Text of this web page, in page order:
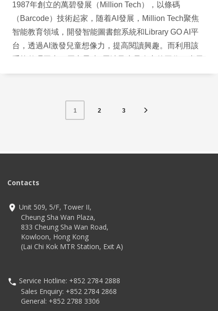
1987年創立的萬碧發展（Million Tech），以條碼
（Barcode）技術起家，随着AI發展，Million Tech聚焦
智能教育領域，開發智能圖書館系統和Library GO AI平
台，透過AI激發兒童想像力，提高閱讀興趣。而利用該
甚至1 小時就可完成。
1 2 3
Contacts
Unit 509, 5/F, Tower II,
Cheung Sha Wan Plaza,
833 Cheung Sha Wan Road,
Kowloon, Hong Kong
(Lai Chi Kok MTR Station, Exit A)
Service Hotline: +852 2784 2888
Sales Enquiry: +852 2784 2868
General: +852 2788 3306